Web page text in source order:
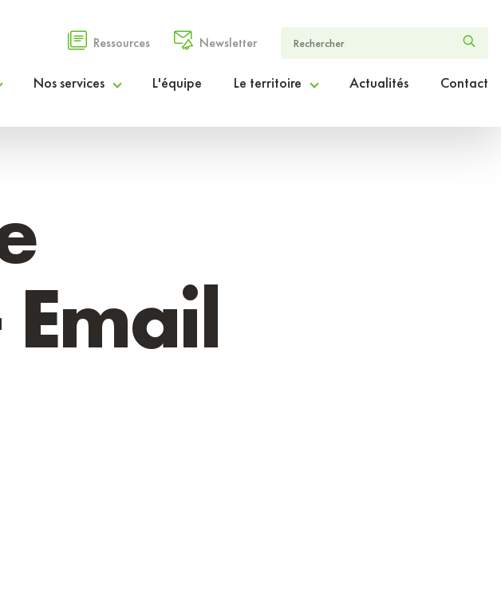
Ressources Newsletter
Nos services
Sols
Territoriales
L'équipe Le territoire
Le Cœur Entre-deux-Mers en chiffres
Actualités Contact
Email